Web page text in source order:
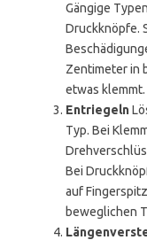
Gängige
Druckknöpfe.
Zentimeter in
etwas klemmt.
Entriegeln
Typ. Bei
Bei
auf
beweglichen